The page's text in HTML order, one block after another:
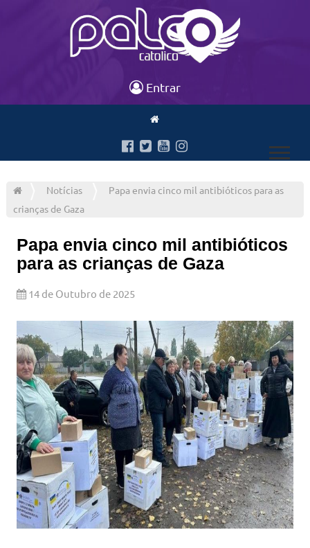
Entrar
Notícias
Papa envia cinco mil antibióticos para as
crianças de Gaza
Papa envia cinco mil antibióticos
para as crianças de Gaza
14 de Outubro de 2025